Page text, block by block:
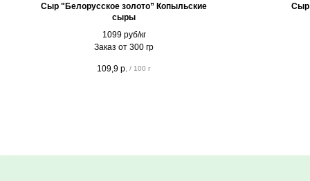
Сыр "Белорусское золото” Копыльские
сыры
1099 руб/кг
Заказ от 300 гр
109,9 р. / 100 г
Сыр